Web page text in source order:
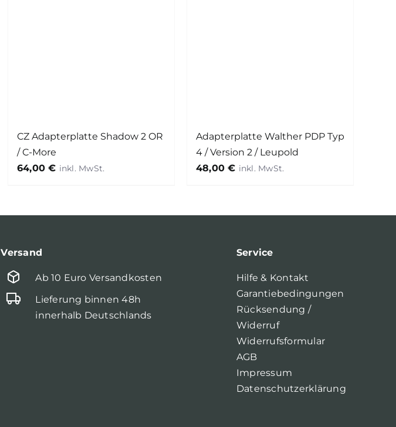
CZ Adapterplatte Shadow 2 OR
/ C-More
64,00€
Adapterplatte Walther PDP Typ
4 / Version 2 / Leupold
48,00€
Versand
Ab 10 Euro Versandkosten
Lieferung binnen 48h
innerhalb Deutschlands
Service
Hilfe & Kontakt
Garantiebedingungen
Rücksendung /
Widerruf
Widerrufsformular
AGB
Impressum
Datenschutzerklärung